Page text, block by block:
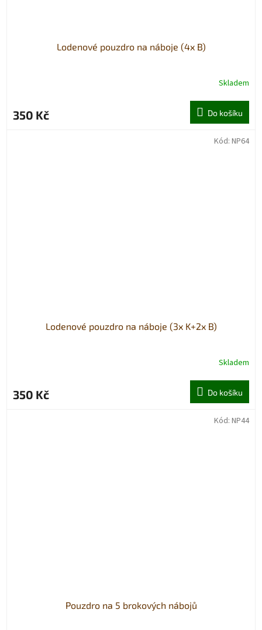
Lodenové pouzdro na náboje (4x B)
Skladem
350 Kč Do košíku
Lodenové pouzdro na náboje (3x K+2x B)
Skladem
350 Kč Do košíku
Kód: NP64
Pouzdro na 5 brokových nábojů
Kód: NP44